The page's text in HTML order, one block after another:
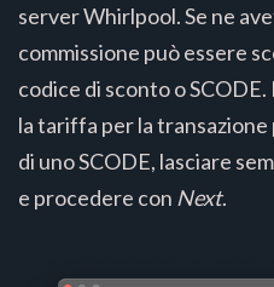
server Whirlpool. Se ne
commissione può essere
codice di sconto o
la tariffa per la transazione
di uno SCODE, lasciare
e procedere con Next.